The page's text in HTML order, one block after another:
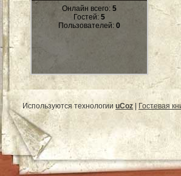
Онлайн всего: 5
Гостей: 5
Пользователей: 0
Используются технологии uCoz | Гостевая